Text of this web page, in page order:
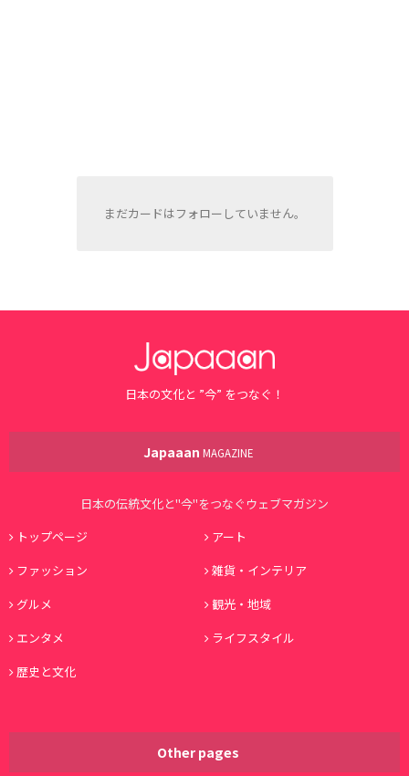
まだカードはフォローしていません。
日本の文化と ”今” をつなぐ！
Japaaan MAGAZINE
日本の伝統文化と"今"をつなぐウェブマガジン
トップページ
アート
ファッション
雑貨・インテリア
グルメ
観光・地域
エンタメ
ライフスタイル
歴史と文化
Other pages